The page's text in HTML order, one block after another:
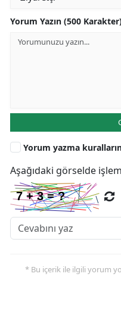
Yorum Yazın (500
Yorum yazma
Aşağıdaki görselde
* Bu içerik ile ilgili yorum